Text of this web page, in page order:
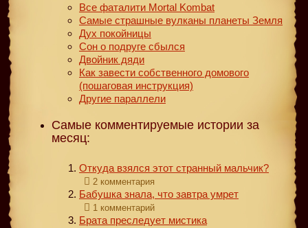
Все фаталити Mortal Kombat
Самые страшные вулканы планеты Земля
Дух покойницы
Сон о подруге сбылся
Двойник дяди
Как завести собственного домового
(пошаговая инструкция)
Другие параллели
Самые комментируемые истории за
месяц:
Откуда взялся этот странный мальчик?
2 комментария
Бабушка знала, что завтра умрет
1 комментарий
Брата преследует мистика